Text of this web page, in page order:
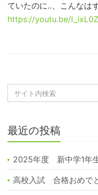
ていたのに‥、こんなは
https://youtu.be/
最近の投稿
2025年度 新中学1年
高校入試 合格おめで